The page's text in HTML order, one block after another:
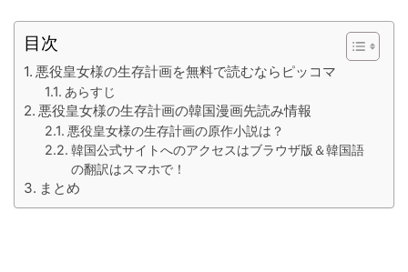
目次
悪役皇女様の生存計画を無料で読むならピッコマ
あらすじ
悪役皇女様の生存計画の韓国漫画先読み情報
悪役皇女様の生存計画の原作小説は？
韓国公式サイトへのアクセスはブラウザ版＆韓国語
の翻訳はスマホで！
まとめ